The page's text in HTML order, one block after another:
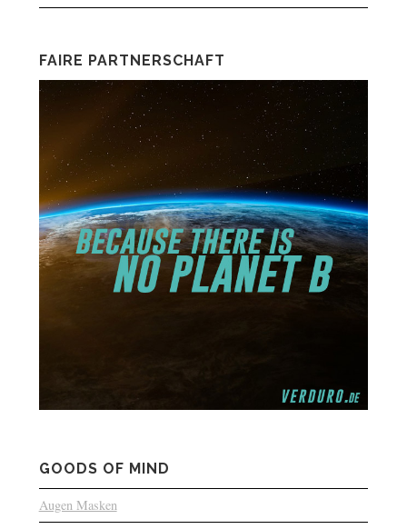
FAIRE PARTNERSCHAFT
GOODS OF MIND
Augen Masken